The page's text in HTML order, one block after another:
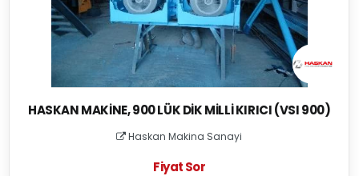
HASKAN MAKINE, 900 LÜK DIK MILLI KIRICI (VSI 900)
Haskan Makina Sanayi
Fiyat Sor